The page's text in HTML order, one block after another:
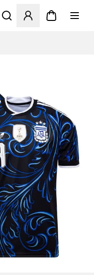
Apre una finestra modale